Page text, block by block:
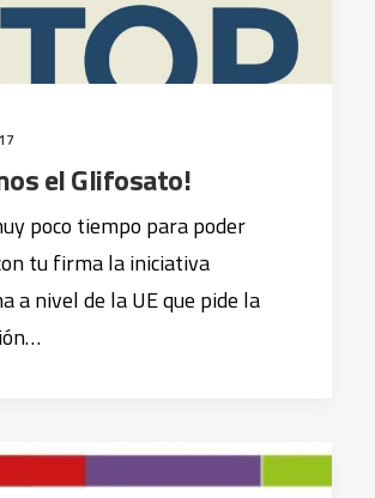
el Glifosato!
poco tiempo para poder
tu firma la iniciativa
a nivel de la UE que pide la